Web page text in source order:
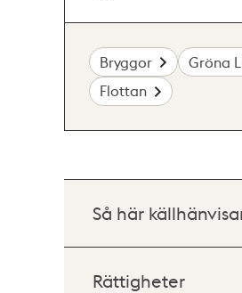
Bryggor Gröna
Flottan
Så här
Rättigheter